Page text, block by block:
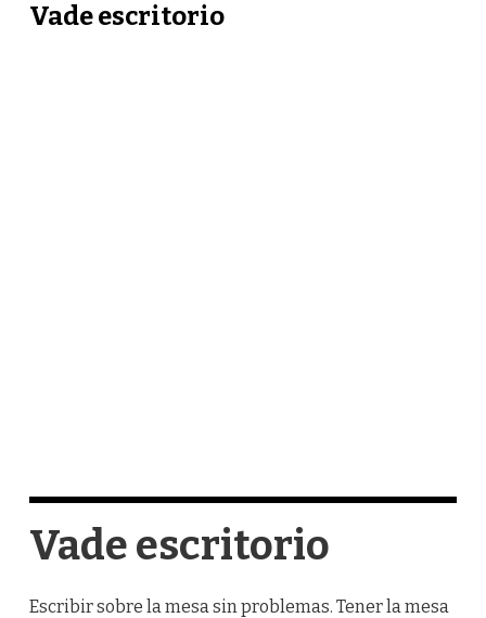
Vade escritorio
Vade escritorio
Escribir sobre la mesa sin problemas. Tener la mesa